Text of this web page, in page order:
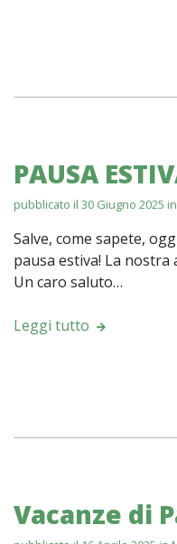
PAUSA
pubblicato il 30 Giugno 2025 in
Salve, come sapete,
pausa estiva! La
Un caro saluto…
Leggi tutto
Vacanze di